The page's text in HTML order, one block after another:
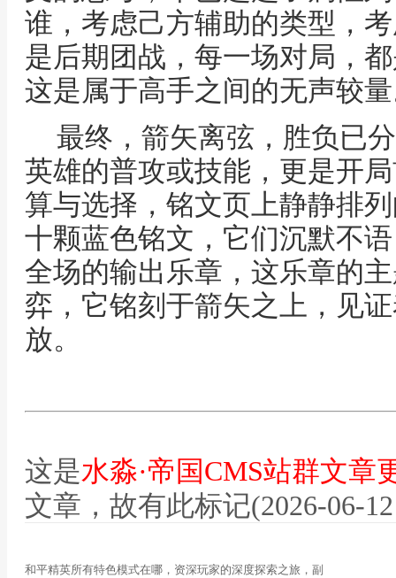
谁，考虑己方辅助的类型，
是后期团战，每一场对局，
这是属于高手之间的无声较
最终，箭矢离弦，胜负已
英雄的普攻或技能，更是开
算与选择，铭文页上静静排
十颗蓝色铭文，它们沉默不
全场的输出乐章，这乐章的
弈，它铭刻于箭矢之上，见
放。
这是水淼·帝国CMS站群文章
文章，故有此标记(2026-06-
和平精英所有特色模式在哪，资深玩家的深度探索之旅，副